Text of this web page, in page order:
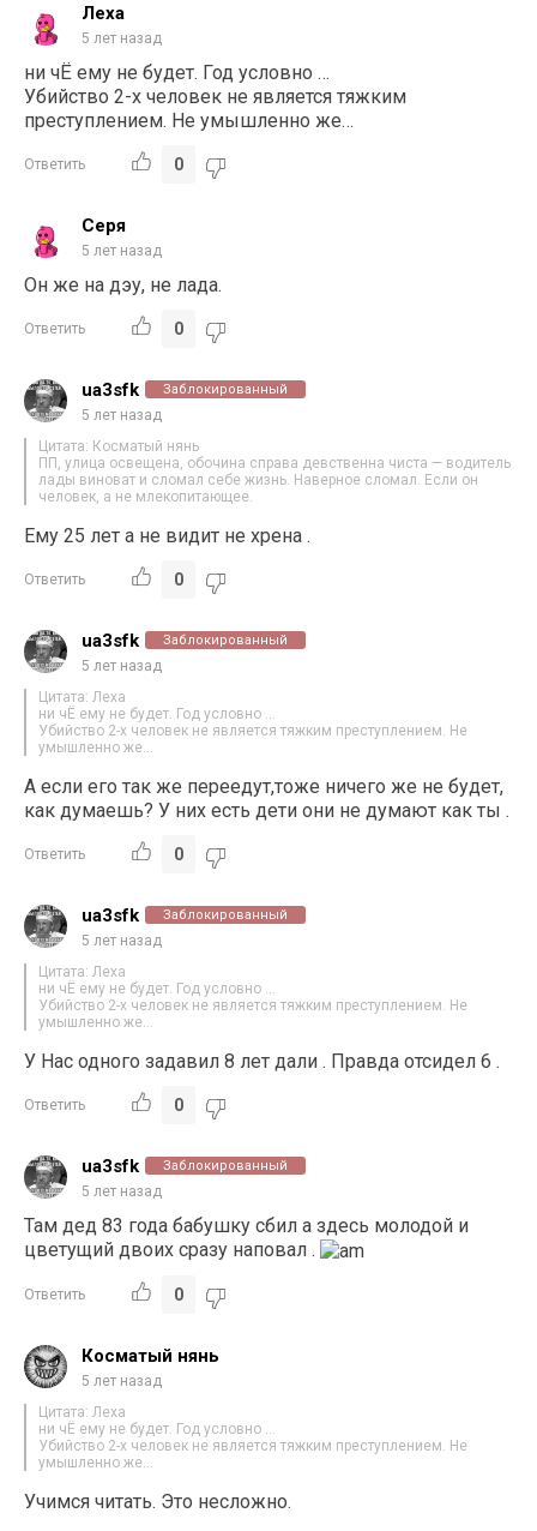
Леха
5 лет назад
ни чЁ ему не будет. Год условно …
Убийство 2-х человек не является тяжким
преступлением. Не умышленно же…
Ответить 0
Серя
5 лет назад
Он же на дэу, не лада.
Ответить 0
ua3sfk Заблокированный
5 лет назад
Цитата: Косматый нянь
ПП, улица освещена, обочина справа девственна чиста — водитель
лады виноват и сломал себе жизнь. Наверное сломал. Если он
человек, а не млекопитающее.
Ему 25 лет а не видит не хрена .
Ответить 0
ua3sfk Заблокированный
5 лет назад
Цитата: Леха
ни чЁ ему не будет. Год условно …
Убийство 2-х человек не является тяжким преступлением. Не
умышленно же…
А если его так же переедут,тоже ничего же не будет,
как думаешь? У них есть дети они не думают как ты .
Ответить 0
ua3sfk Заблокированный
5 лет назад
Цитата: Леха
ни чЁ ему не будет. Год условно …
Убийство 2-х человек не является тяжким преступлением. Не
умышленно же…
У Нас одного задавил 8 лет дали . Правда отсидел 6 .
Ответить 0
ua3sfk Заблокированный
5 лет назад
Там дед 83 года бабушку сбил а здесь молодой и
цветущий двоих сразу наповал .
Ответить 0
Косматый нянь
5 лет назад
Цитата: Леха
ни чЁ ему не будет. Год условно …
Убийство 2-х человек не является тяжким преступлением. Не
умышленно же…
Учимся читать. Это несложно.